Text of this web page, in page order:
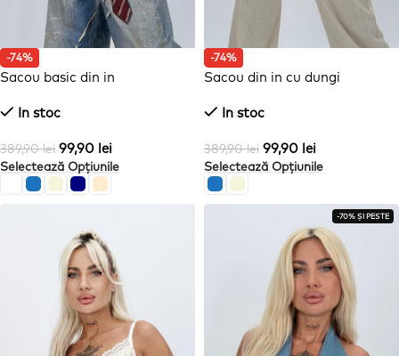
-74%
Sacou basic din in
In stoc
389,90lei 99,90 lei
Selectează Opțiunile
-74%
Sacou din in cu dungi
In stoc
389,90lei 99,90 lei
Selectează Opțiunile
-70% ȘI PESTE